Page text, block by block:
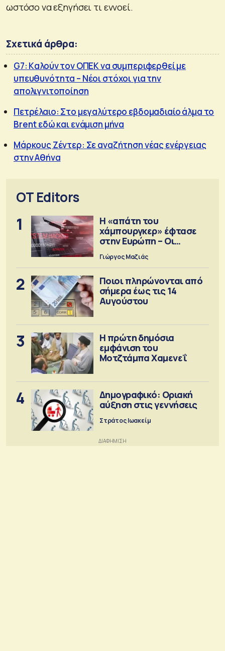
ωστόσο να εξηγήσει τι εννοεί.
Σχετικά άρθρα:
G7: Kαλούν τον ΟΠΕΚ να συμπεριφερθεί με
υπευθυνότητα – Νέοι στόχοι για την
απολιγνιτοποίηση
Πετρέλαιο: Στο μεγαλύτερο εβδομαδιαίο άλμα το
Βrent εδώ και ενάμιση μήνα
Μάρκους Ζέντερ: Σε αναζήτηση νέας ενέργειας
στην Αθήνα
OT Editors
1
Η «απάτη του
χάμπουργκερ» έφτασε
στην Ευρώπη – Οι
προειδοποιήσεις
Γιώργος Μαζιάς
2
Ποιοι πληρώνονται από
σήμερα έως τις 14
Αυγούστου
3
Η πρώτη δημόσια
εμφάνιση του
Μοτζτάμπα Χαμενεΐ
4
Δημογραφικό: Οριακή
αύξηση στις γεννήσεις
Στράτος Ιωακείμ